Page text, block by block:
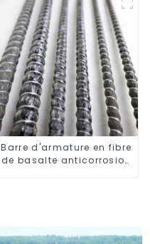
Barre d'armature en fibre
de basalte anticorrosion